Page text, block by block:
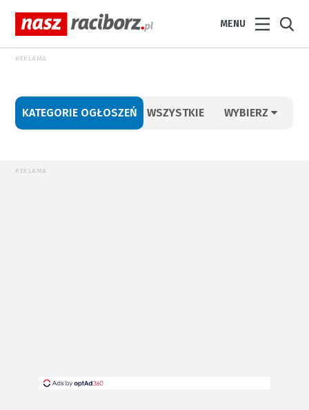
MENU
REKLAMA
KATEGORIE OGŁOSZEŃ WSZYSTKIE WYBIERZ
REKLAMA